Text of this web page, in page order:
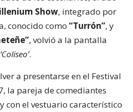
Show, integrado por
conocido como “Turrón”, y
, volvió a la pantalla
‘Coliseo’.
a presentarse en el Festival
la pareja de comediantes
con el vestuario característico